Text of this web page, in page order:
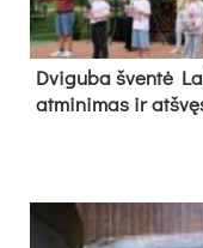
Dvi­gu­ba šven­tė
at­mi­ni­mas ir